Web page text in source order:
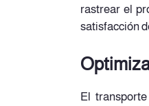
rastrear el
satisfacción
El